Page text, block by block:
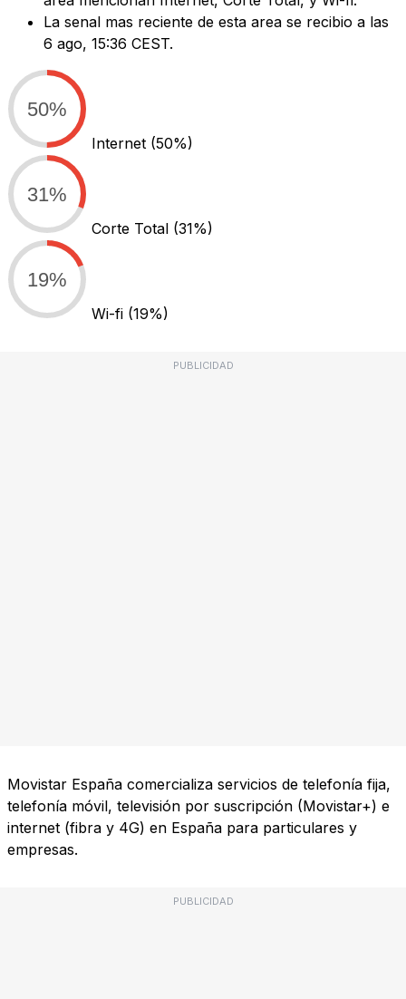
La senal mas reciente de esta area se recibio a las
6 ago, 15:36 CEST.
50%
Internet (50%)
31%
Corte Total (31%)
19%
Wi-fi (19%)
PUBLICIDAD
Movistar España comercializa servicios de telefonía fija,
telefonía móvil, televisión por suscripción (Movistar+) e
internet (fibra y 4G) en España para particulares y
empresas.
PUBLICIDAD